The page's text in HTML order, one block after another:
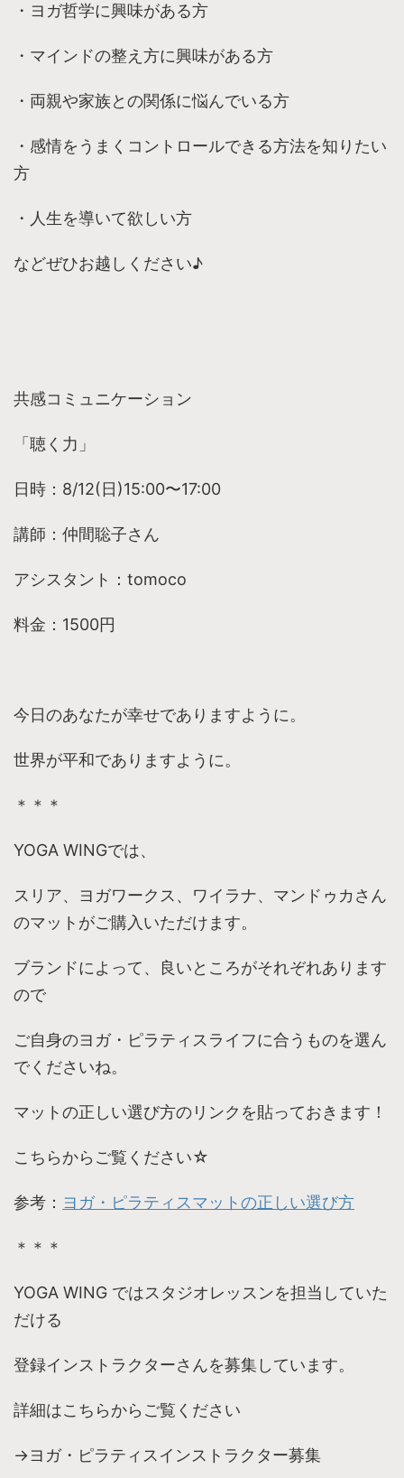
・ヨガ哲学に興味がある方
・マインドの整え方に興味がある方
・両親や家族との関係に悩んでいる方
・感情をうまくコントロールできる方法を知りたい
方
・人生を導いて欲しい方
などぜひお越しください♪
共感コミュニケーション
「聴く力」
日時：8/12(日)15:00〜17:00
講師：仲間聡子さん
アシスタント：tomoco
料金：1500円
今日のあなたが幸せでありますように。
世界が平和でありますように。
＊＊＊
YOGA WINGでは、
スリア、ヨガワークス、ワイラナ、マンドゥカさん
のマットがご購入いただけます。
ブランドによって、良いところがそれぞれあります
ので
ご自身のヨガ・ピラティスライフに合うものを選ん
でくださいね。
マットの正しい選び方のリンクを貼っておきます！
こちらからご覧ください☆
参考： ヨガ・ピラティスマットの正しい選び方
＊＊＊
YOGA WING ではスタジオレッスンを担当していた
だける
登録インストラクターさんを募集しています。
詳細はこちらからご覧ください
→ヨガ・ピラティスインストラクター募集